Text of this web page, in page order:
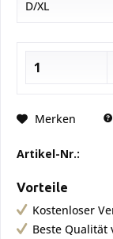
Merken
Artikel-Nr.:
Vorteile
Kostenloser
Beste Qualität